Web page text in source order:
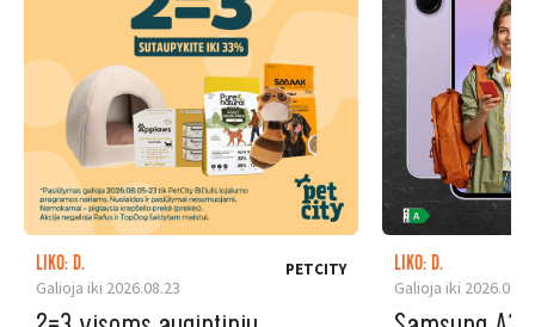
LIKO: D.
Galioja iki 2026.08.23
PETCITY
LIKO: D.
Galioja iki